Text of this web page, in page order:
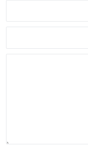
ارتفاع وفيات الحصبة بين أطفال اليمن إلى 87 حالة خلال النصف الأول من 2026